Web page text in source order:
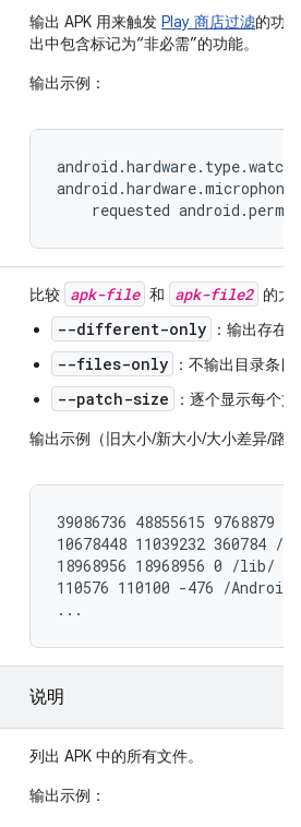
输出 APK 用来触发 Play 商店过滤的功
出中包含标记为“非必需”的功能。
输出示例：
android.hardware.type.watch
requested
比较 apk-file 和 apk-file2 的大
--different-only ：输出存在
--files-only ：不输出目录条目
--patch-size
：逐个显示每个
输出示例（旧大小/新大小/大小差异/路
39086736 48855615 9768879 /
10678448 11039232 360784 /
18968956 18968956 0 /lib/
110576 110100 -476 /
...
说明
列出 APK 中的所有文件。
输出示例：